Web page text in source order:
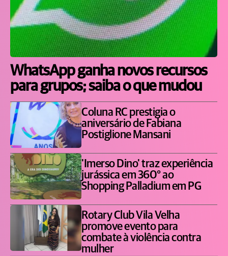
WhatsApp ganha novos recursos
para grupos; saiba o que mudou
Coluna RC prestigia o
aniversário de Fabiana
Postiglione Mansani
'Imerso Dino' traz experiência
jurássica em 360° ao
Shopping Palladium em PG
Rotary Club Vila Velha
promove evento para
combate à violência contra
mulher